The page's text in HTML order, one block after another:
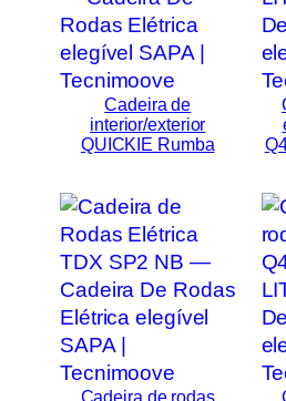
Cadeira de
interior/exterior
QUICKIE Rumba
Cadeira de rodas